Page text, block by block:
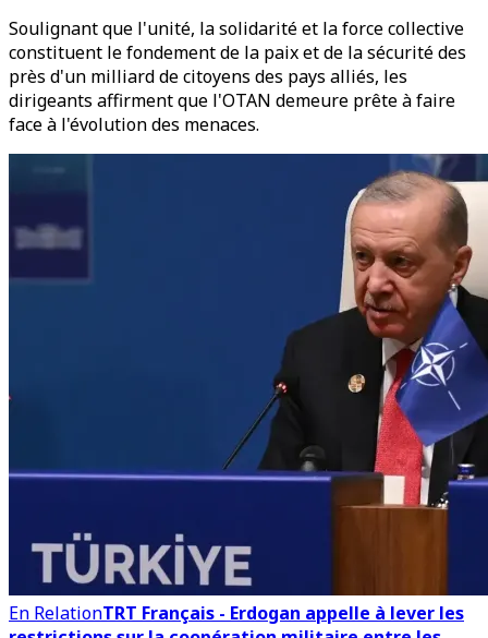
Soulignant que l'unité, la solidarité et la force collective
constituent le fondement de la paix et de la sécurité des
près d'un milliard de citoyens des pays alliés, les
dirigeants affirment que l'OTAN demeure prête à faire
face à l'évolution des menaces.
En RelationTRT Français - Erdogan appelle à lever les